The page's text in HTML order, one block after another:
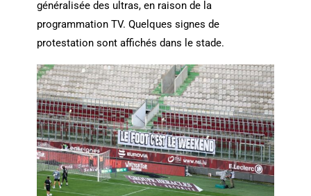
généralisée des ultras, en raison de la
programmation TV. Quelques signes de
protestation sont affichés dans le stade.